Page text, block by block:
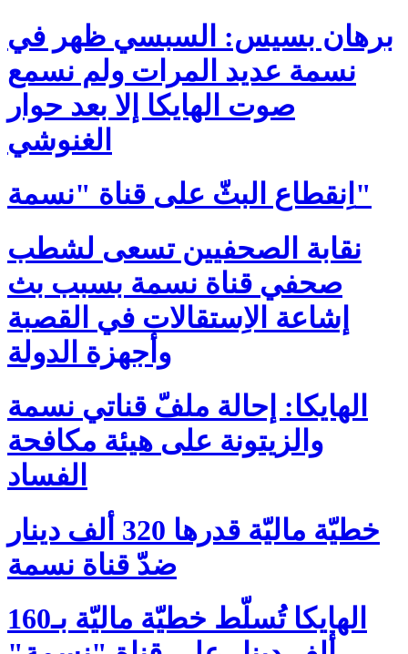
برهان بسيس: السبسي ظهر في
نسمة عديد المرات ولم نسمع
صوت الهايكا إلا بعد حوار
الغنوشي
اِنقطاع البثّ على قناة "نسمة"
نقابة الصحفيين تسعى لشطب
صحفي قناة نسمة بسبب بث
إشاعة الاِستقالات في القصبة
وأجهزة الدولة
الهايكا: إحالة ملفّ قناتي نسمة
والزيتونة على هيئة مكافحة
الفساد
خطيّة ماليّة قدرها 320 ألف دينار
ضدّ قناة نسمة
الهايكا تُسلّط خطيّة ماليّة بـ160